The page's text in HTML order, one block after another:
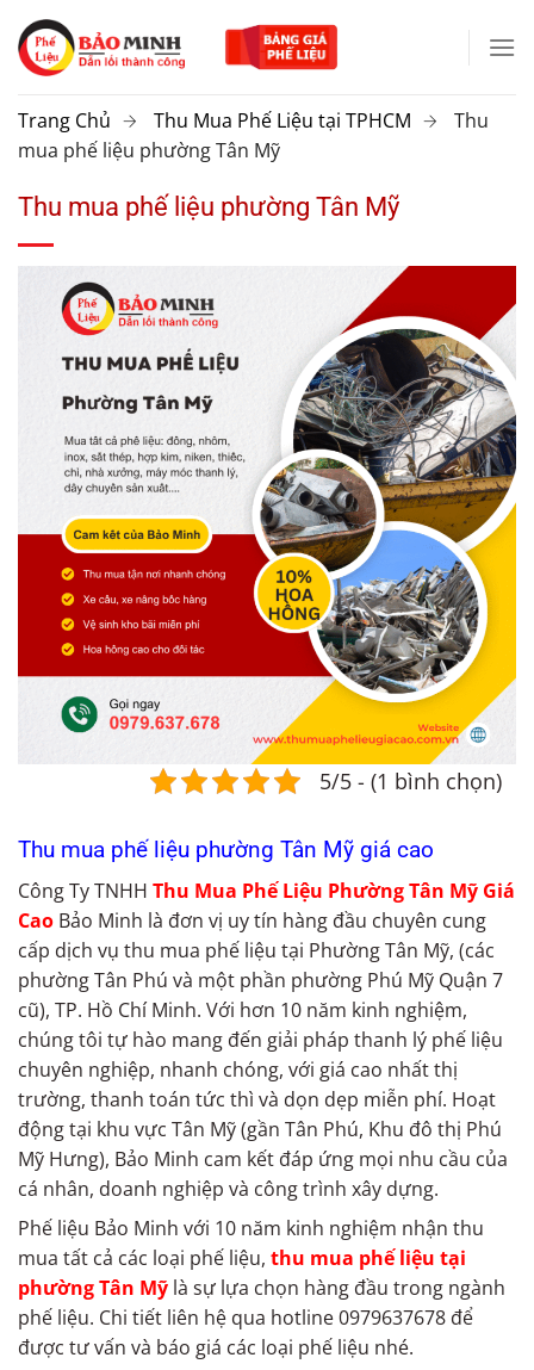
Chuyển
đến
nội
Trang Chủ Thu Mua Phế Liệu tại TPHCM
Thu
mua phế liệu phường Tân Mỹ
Thu mua phế liệu phường Tân Mỹ
5/5 - (1 bình chọn)
Thu mua phế liệu phường Tân Mỹ giá cao
Công Ty TNHH Thu Mua Phế Liệu Phường Tân Mỹ Giá
Cao Bảo Minh là đơn vị uy tín hàng đầu chuyên cung
cấp dịch vụ thu mua phế liệu tại Phường Tân Mỹ, (các
phường Tân Phú và một phần phường Phú Mỹ Quận 7
cũ), TP. Hồ Chí Minh. Với hơn 10 năm kinh nghiệm,
chúng tôi tự hào mang đến giải pháp thanh lý phế liệu
chuyên nghiệp, nhanh chóng, với giá cao nhất thị
trường, thanh toán tức thì và dọn dẹp miễn phí. Hoạt
động tại khu vực Tân Mỹ (gần Tân Phú, Khu đô thị Phú
Mỹ Hưng), Bảo Minh cam kết đáp ứng mọi nhu cầu của
cá nhân, doanh nghiệp và công trình xây dựng.
Phế liệu Bảo Minh với 10 năm kinh nghiệm nhận thu
mua tất cả các loại phế liệu, thu mua phế liệu tại
phường Tân Mỹ là sự lựa chọn hàng đầu trong ngành
phế liệu. Chi tiết liên hệ qua hotline 0979637678 để
được tư vấn và báo giá các loại phế liệu nhé.